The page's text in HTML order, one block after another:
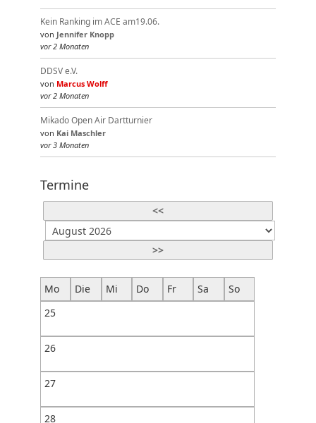
Kein Ranking im ACE am19.06.
von Jennifer Knopp
vor 2 Monaten
DDSV e.V.
von Marcus Wolff
vor 2 Monaten
Mikado Open Air Dartturnier
von Kai Maschler
vor 3 Monaten
Termine
<<
>>
Mo Die Mi Do Fr Sa
So
25
26
27
28